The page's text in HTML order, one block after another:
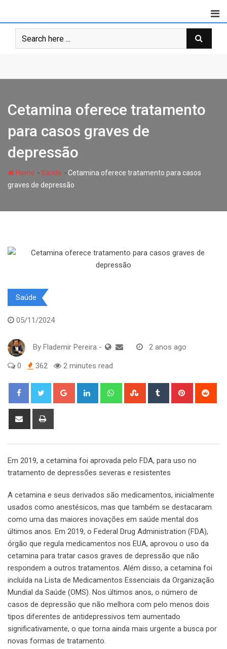
content
Cetamina oferece tratamento
para casos graves de
depressão
Home -Saúde -Cetamina oferece tratamento para casos
graves de depressão
Saúde
05/11/2024
By Flademir Pereira - 2 anos ago
0 362 2 minutes read
Google+ LinkedIn WhatsappStumbleUpon
Tumblr Pinterest
Share
Em 2019, a cetamina foi aprovada pelo FDA, para uso no
tratamento de depressões severas e resistentes
A cetamina e seus derivados são medicamentos, inicialmente
usados como anestésicos, mas que também se destacaram
como uma das maiores inovações em saúde mental dos
últimos anos. Em 2019, o Federal Drug Administration (FDA),
órgão que regula medicamentos nos EUA, aprovou o uso da
cetamina para tratar casos graves de depressão que não
respondem a outros tratamentos. Além disso, a cetamina foi
incluída na Lista de Medicamentos Essenciais da Organização
Mundial da Saúde (OMS). Nos últimos anos, o número de
casos de depressão que não melhora com pelo menos dois
tipos diferentes de antidepressivos tem aumentado
significativamente, o que torna ainda mais urgente a busca por
novas formas de tratamento.